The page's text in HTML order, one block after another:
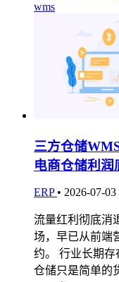
wms
三方仓储
电商仓储利润
ERP • 2026-07-03
流量红利彻底消
场，早已从前端
约。 行业长期
仓储只是简单的